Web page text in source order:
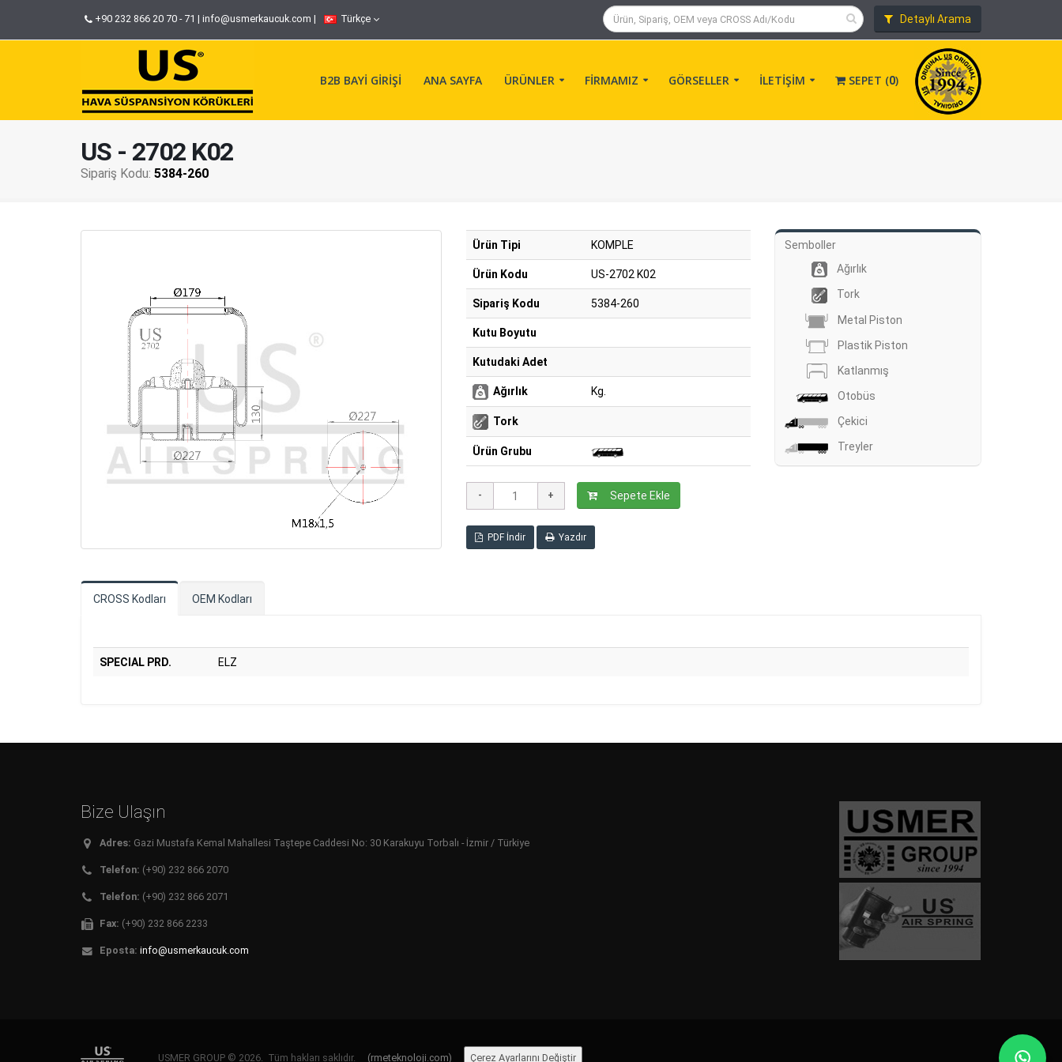
+90 232 866 20 70 - 71 | info@usmerkaucuk.com | Türkçe Detaylı Arama
B2B BAYİ GİRİŞİ ANA SAYFA ÜRÜNLER FİRMAMIZ GÖRSELLER İLETİŞİM SEPET (0)
US - 2702 K02
Sipariş Kodu: 5384-260
Ürün Tipi KOMPLE
Ürün Kodu US-2702 K02
Sipariş Kodu 5384-260
Kutu Boyutu
Kutudaki Adet
Ağırlık Kg.
Tork
Ürün Grubu
Sepete Ekle
PDF İndir Yazdır
Semboller
Ağırlık
Tork
Metal Piston
Plastik Piston
Katlanmış
Otobüs
Çekici
Treyler
CROSS Kodları OEM Kodları
SPECIAL PRD. ELZ
Bize Ulaşın
Adres: Gazi Mustafa Kemal Mahallesi Taştepe Caddesi No: 30 Karakuyu Torbalı - İzmir / Türkiye
Telefon: (+90) 232 866 2070
Telefon: (+90) 232 866 2071
Fax: (+90) 232 866 2233
Eposta: info@usmerkaucuk.com
USMER GROUP © 2026. Tüm hakları saklıdır. (rmeteknoloji.com) Çerez Ayarlarını Değiştir